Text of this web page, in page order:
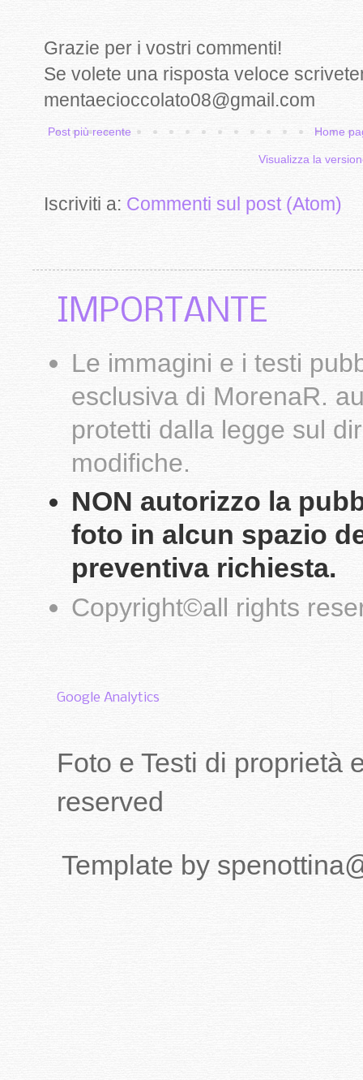
Grazie per i vostri commenti!
Se volete una risposta veloce
mentaecioccolato08@gmail.com
Post più recente Home
Visualizza la
Iscriviti a: Commenti sul post (Atom)
IMPORTANTE
Le immagini e i testi
esclusiva di MorenaR.
protetti dalla legge sul
modifiche.
NON autorizzo la
foto in alcun spazio
preventiva richiesta.
Copyright©all rights
Google Analytics
Foto e Testi di proprietà
reserved
Template by